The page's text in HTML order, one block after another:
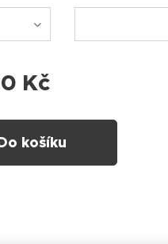
Kč
košíku